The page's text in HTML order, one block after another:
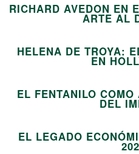
RICHARD AVEDON EN
ARTE AL
HELENA DE TROYA:
EN
EL FENTANILO
DEL
EL LEGADO